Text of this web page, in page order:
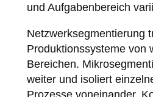
und Aufgabenbereich
Netzwerksegmentierung
Produktionssysteme von
Bereichen.
weiter und isoliert
Prozesse voneinander.